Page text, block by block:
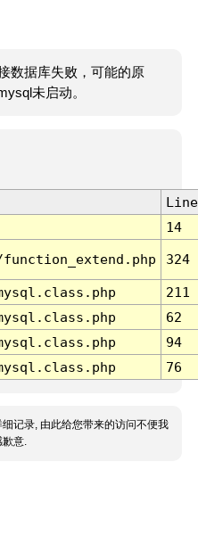
数据库失败，可能的原
未启动。
Line
14
324
211
62
94
76
记录, 由此给您带来的访问不便我
歉意.